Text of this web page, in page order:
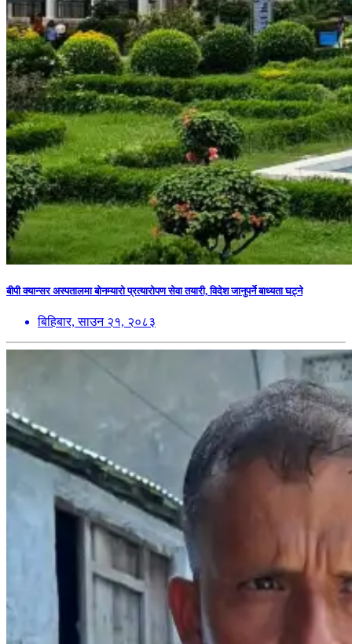
बीपी क्यान्सर अस्पतालमा बोनम्यारो प्रत्यारोपण सेवा तयारी, विदेश जानुपर्ने बाध्यता घट्ने
बिहिबार, साउन २१, २०८३